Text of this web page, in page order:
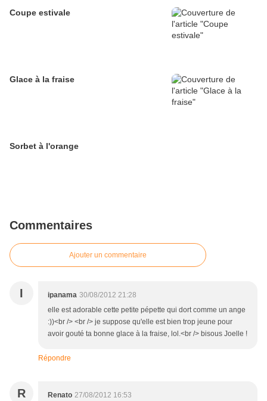
Coupe estivale
Glace à la fraise
Sorbet à l'orange
Commentaires
Ajouter un commentaire
I ipanama 30/08/2012 21:28
elle est adorable cette petite pépette qui dort comme un ange
:))<br /> <br /> je suppose qu'elle est bien trop jeune pour
avoir gouté ta bonne glace à la fraise, lol.<br /> bisous Joelle !
Répondre
R Renato 27/08/2012 16:53